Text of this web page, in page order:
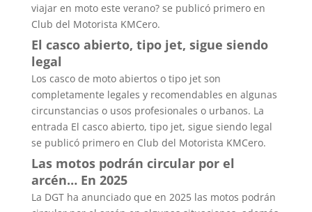
viajar en moto este verano? se publicó primero en
Club del Motorista KMCero.
El casco abierto, tipo jet, sigue siendo
legal
Los casco de moto abiertos o tipo jet son
completamente legales y recomendables en algunas
circunstancias o usos profesionales o urbanos. La
entrada El casco abierto, tipo jet, sigue siendo legal
se publicó primero en Club del Motorista KMCero.
Las motos podrán circular por el
arcén… En 2025
La DGT ha anunciado que en 2025 las motos podrán